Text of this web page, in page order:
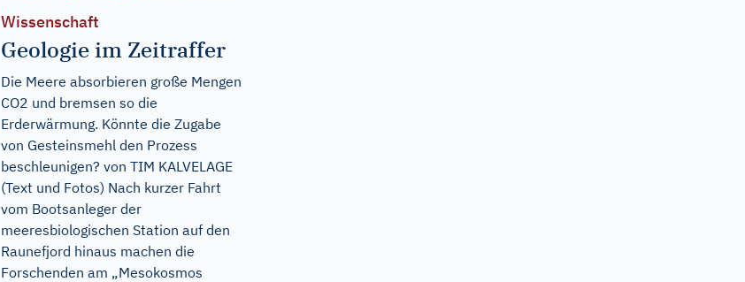
Wissenschaft
Geologie im Zeitraffer
Die Meere absorbieren große Mengen
CO2 und bremsen so die
Erderwärmung. Könnte die Zugabe
von Gesteinsmehl den Prozess
beschleunigen? von TIM KALVELAGE
(Text und Fotos) Nach kurzer Fahrt
vom Bootsanleger der
meeresbiologischen Station auf den
Raunefjord hinaus machen die
Forschenden am „Mesokosmos